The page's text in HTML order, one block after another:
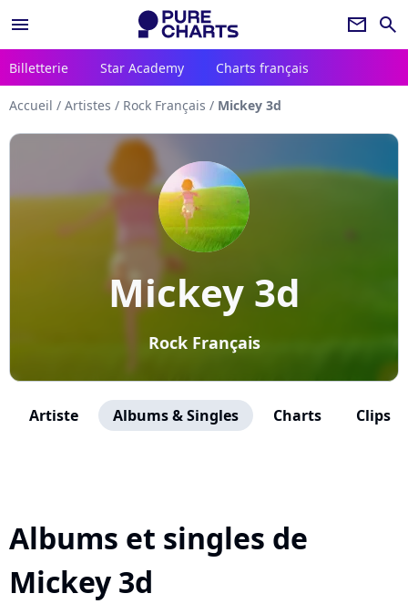
menu newsletter search
Billetterie Star Academy Charts français
Accueil / Artistes / Rock Français / Mickey 3d
Mickey 3d
Rock Français
Artiste Albums & Singles Charts Clips
Albums et singles de
Mickey 3d